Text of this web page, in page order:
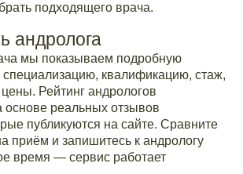
подходящего врача.
андролога
мы показываем подробную
квалификацию, стаж,
Рейтинг андрологов
основе реальных отзывов
публикуются на сайте. Сравните
приём и запишитесь к андрологу
время — сервис работает